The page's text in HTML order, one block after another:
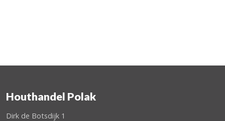
Houthandel Polak
Dirk de Botsdijk 1